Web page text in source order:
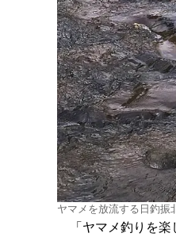
ヤマメを放流する日釣振
「ヤマメ釣りを楽